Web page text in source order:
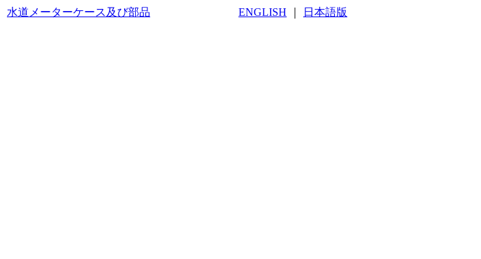
水道メーターケース及び部品 ENGLISH 日本語版